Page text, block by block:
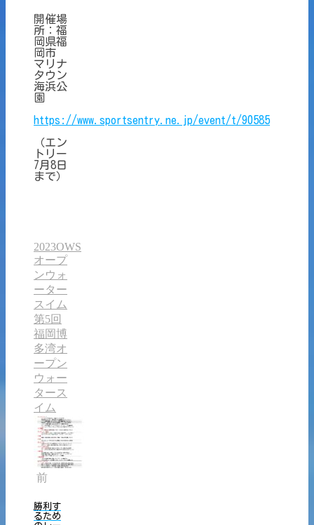
開催場
所：福
岡県福
岡市
マリナ
タウン
海浜公
園
https://www.sportsentry.ne.jp/event/t/90585
（エン
トリー
7月8日
まで）
2023OWS
オープ
ンウォ
ーター
スイム
第5回
福岡博
多湾オ
ープン
ウォー
タース
イム
前
勝利す
るため